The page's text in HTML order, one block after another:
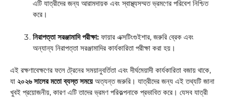
এটি যাত্রীদের জন্য আরামদায়ক এবং স্বাস্থ্যসম্মত ভ্রমণের পরিবেশ নিশ্চিত
করে।
নিরাপত্তা সরঞ্জামাদি পরীক্ষা: ফায়ার এক্সটিংগুইশার, জরুরি ব্রেক এবং
অন্যান্য নিরাপত্তা সরঞ্জামাদির কার্যকারিতা পরীক্ষা করা হয়।
এই রক্ষণাবেক্ষণের ফলে ট্রেনের সময়ানুবর্তিতা এবং দীর্ঘমেয়াদী কার্যকারিতা বজায় থাকে,
যা ২০২৬ সালের মতো ব্যস্ত সময়েঅত্যন্ত জরুরি। যাত্রীদের জন্য এই তথ্যটি জানা
খুবই প্রয়োজনীয়, কারণ এটি তাদের ভ্রমণ পরিকল্পনাকে প্রভাবিত করে। যেসব যাত্রী